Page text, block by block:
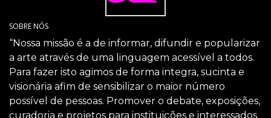
SOBRE NÓS
“Nossa missão é a de informar, difundir e popularizar
a arte através de uma linguagem acessível a todos.
Para fazer isto agimos de forma integra, sucinta e
visionária afim de sensibilizar o maior número
possível de pessoas. Promover o debate, exposições,
curadoria e projetos para instituições e interessados